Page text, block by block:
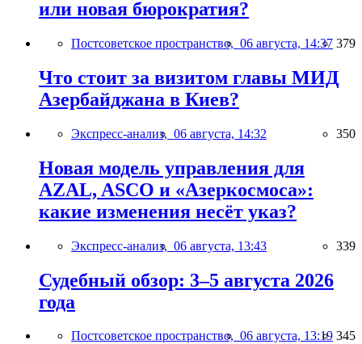
или новая бюрократия?
Постсоветское пространство, 06 августа, 14:37 379
Что стоит за визитом главы МИД
Азербайджана в Киев?
Экспресс-анализ, 06 августа, 14:32 350
Новая модель управления для
AZAL, ASCO и «Азеркосмоса»:
какие изменения несёт указ?
Экспресс-анализ, 06 августа, 13:43 339
Судебный обзор: 3–5 августа 2026
года
Постсоветское пространство, 06 августа, 13:19 345